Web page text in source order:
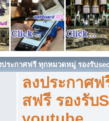
ประกาศฟรี ทุกหมวดหมู่ รองรับ
ลงประกาศ
สฟรี รองรับ